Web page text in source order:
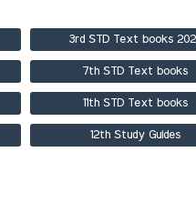
3rd STD Text books
7th STD Text books
11th STD Text books
12th Study Guides